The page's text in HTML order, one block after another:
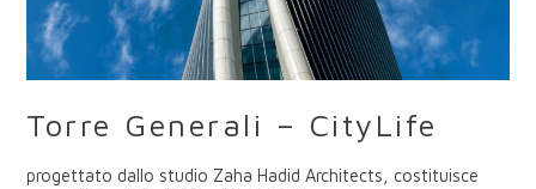
Torre Generali – CityLife
progettato dallo studio Zaha Hadid Architects, costituisce